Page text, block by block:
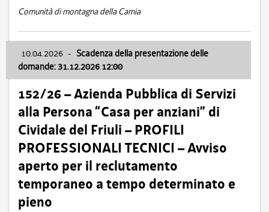
Comunità di montagna della Carnia
10.04.2026 - Scadenza della presentazione delle
domande: 31.12.2026 12:00
152/26 – Azienda Pubblica di Servizi
alla Persona “Casa per anziani” di
Cividale del Friuli – PROFILI
PROFESSIONALI TECNICI – Avviso
aperto per il reclutamento
temporaneo a tempo determinato e
pieno